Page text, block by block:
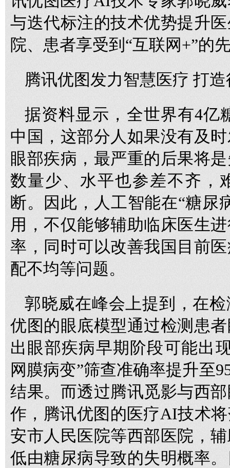
与迭代标注的技术优势提升
院、患者享受到“互联网+”的
腾讯优图发力智慧医疗 打
据资料显示，全世界有4亿
中国，这部分人如果没有及
眼部疾病，最严重的后果将
数量少、水平也参差不齐，
断。因此，人工智能在“糖尿
用，不仅能够辅助临床医生
率，同时可以改善我国目前
配不均等问题。
郭晓威在峰会上提到，在
优图的眼底模型通过检测患
出眼部疾病早期阶段可能出
网膜病变”筛查准确率提升至
结果。而透过腾讯觅影与西
作，腾讯优图的医疗AI技术
安市人民医院等西部医院，
低由糖尿病导致的失明概率